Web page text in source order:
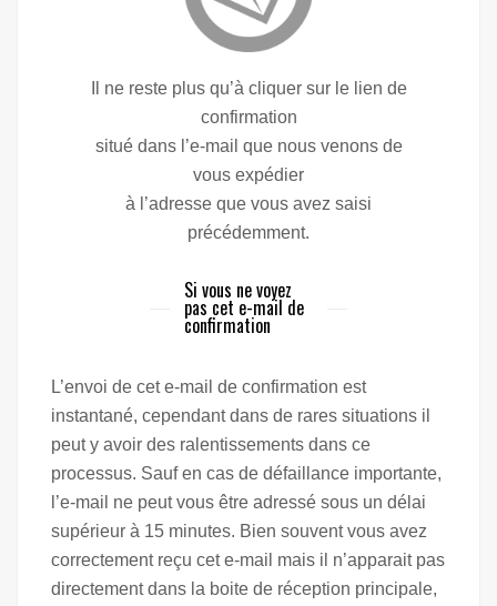
Il ne reste plus qu’à cliquer sur le lien de
confirmation
situé dans l’e-mail que nous venons de
vous expédier
à l’adresse que vous avez saisi
précédemment.
Si vous ne voyez
pas cet e-mail de
confirmation
L’envoi de cet e-mail de confirmation est
instantané, cependant dans de rares situations il
peut y avoir des ralentissements dans ce
processus. Sauf en cas de défaillance importante,
l’e-mail ne peut vous être adressé sous un délai
supérieur à 15 minutes. Bien souvent vous avez
correctement reçu cet e-mail mais il n’apparait pas
directement dans la boite de réception principale,